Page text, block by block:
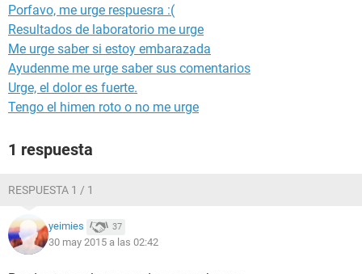
Porfavo, me urge respuesra :(
Resultados de laboratorio me urge
Me urge saber si estoy embarazada
Ayudenme me urge saber sus comentarios
Urge, el dolor es fuerte.
Tengo el himen roto o no me urge
1 respuesta
RESPUESTA 1 / 1
yeimies 37
30 may 2015 a las 02:42